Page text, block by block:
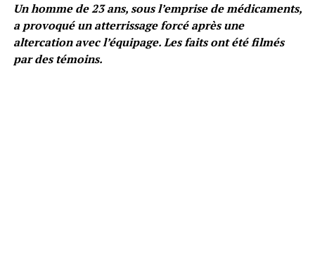
Un homme de 23 ans, sous l’emprise de médicaments,
a provoqué un atterrissage forcé après une
altercation avec l’équipage. Les faits ont été filmés
par des témoins.